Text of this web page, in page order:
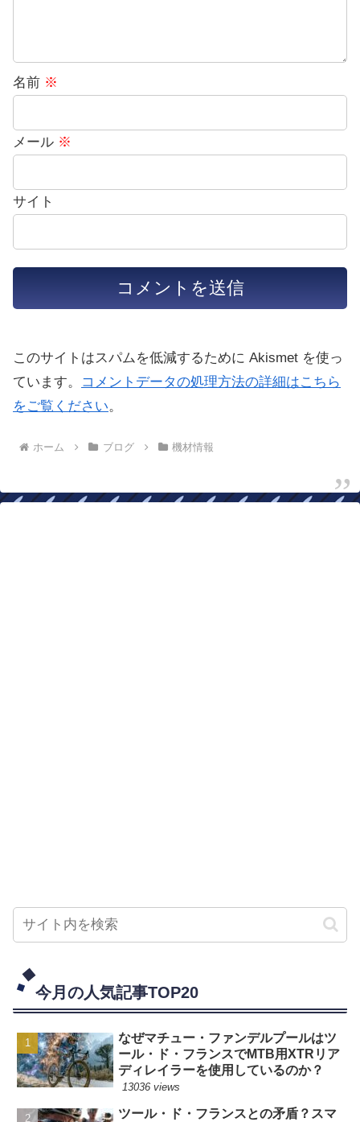
名前 ※
メール ※
サイト
このサイトはスパムを低減するために Akismet を使っ
ています。
コメントデータの処理方法の詳細はこちら
をご覧ください。
ホーム ブログ 機材情報
今月の人気記事TOP20
なぜマチュー・ファンデルプールはツ
ール・ド・フランスでMTB用XTRリア
ディレイラーを使用しているのか？
13036 views
ツール・ド・フランスとの矛盾？スマ